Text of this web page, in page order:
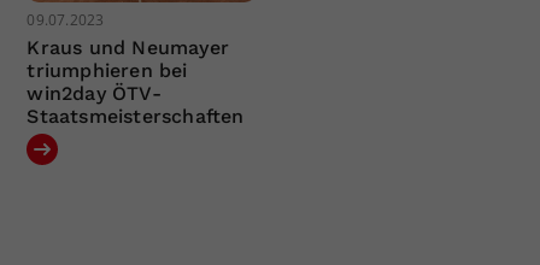
09.07.2023
Kraus und Neumayer
triumphieren bei
win2day ÖTV-
Staatsmeisterschaften